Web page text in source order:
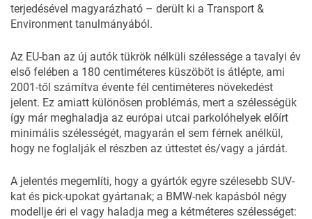
terjedésével magyarázható – derült ki a Transport &
Environment tanulmányából.
Az EU-ban az új autók tükrök nélküli szélessége a tavalyi év
első felében a 180 centiméteres küszöböt is átlépte, ami
2001-től számítva évente fél centiméteres növekedést
jelent. Ez amiatt különösen problémás, mert a szélességük
így már meghaladja az európai utcai parkolóhelyek előírt
minimális szélességét, magyarán el sem férnek anélkül,
hogy ne foglalják el részben az úttestet és/vagy a járdát.
A jelentés megemlíti, hogy a gyártók egyre szélesebb SUV-
kat és pick-upokat gyártanak; a BMW-nek kapásból négy
modellje éri el vagy haladja meg a kétméteres szélességet: